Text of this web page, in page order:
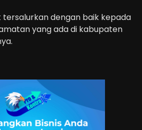
tersalurkan dengan baik kepada
yang ada di kabupaten